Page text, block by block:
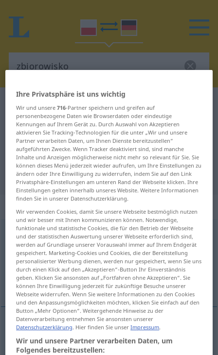
Polnisch-Deutsch Übersetzung für
"zbiorowisko"
"zbiorowisko" Deutsch
Übersetzung
„zbiorowisko“ : rodzaj nijaki
zbiorowiskon <-a>
Übersicht aller Übersetzungen
(Für mehr Details die Übersetzung anklicken/antippen)
Ansammlung
zbiorowisko
Ihre Privatsphäre ist uns wichtig
Wir und unsere716-Partner speichern und greifen auf
personenbezogene Daten wie Browserdaten oder eindeutige
Kennungen auf Ihrem Gerät zu. Durch Auswahl von Akzeptieren
aktivieren Sie Tracking-Technologien für die unter „Wir und unsere
Partner verarbeiten Daten, um Ihnen Dienste bereitzustellen“
aufgeführten Zwecke. Wenn Tracker deaktiviert sind, sind manche
Inhalte und Anzeigen möglicherweise nicht mehr so relevant für Sie. Sie
können dieses Menü jederzeit wieder aufrufen, um Ihre Einstellungen zu
ändern oder Ihre Einwilligung zu widerrufen, indem Sie auf den Link
Privatsphäre-Einstellungen am unteren Rand der Webseite klicken. Ihre
Einstellungen gelten innerhalb unseres Website. Weitere Informationen
finden Sie in unserer Datenschutzerklärung.
Wir verwenden Cookies, damit Sie unsere Webseite bestmöglich nutzen
und wir besser mit Ihnen kommunizieren können. Notwendige,
funktionale und statistische Cookies, die für den Betrieb der Webseite
und der statistischen Auswertung unserer Webseite erforderlich sind,
werden auf Grundlage unserer Vorauswahl immer auf Ihrem Endgerät
gespeichert. Marketing-Cookies und Cookies, die der Bereitstellung
personalisierter Werbung dienen, werden nur gespeichert, wenn Sie uns
durch einen Klick auf den „Akzeptieren“-Button Ihr Einverständnis
geben. Klicken Sie ansonsten auf „Fortfahren ohne Akzeptieren“. Sie
können Ihre Einwilligung jederzeit für zukünftige Besuche unserer
Webseite widerrufen. Wenn Sie weitere Informationen zu den Cookies
und den Anpassungsmöglichkeiten möchten, klicken Sie einfach auf den
Button „Mehr Optionen“. Weitergehende Hinweise zu der
Datenverarbeitung entnehmen Sie ansonsten unserer
Datenschutzerklärung. Hier finden Sie unserImpressum.
Wir und unsere Partner verarbeiten Daten, um
Folgendes bereitzustellen: